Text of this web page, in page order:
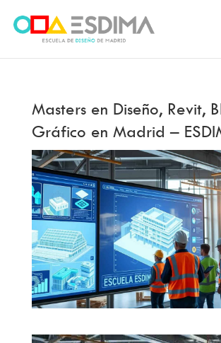
Masters en Diseño, Revit,
Gráfico en Madrid –